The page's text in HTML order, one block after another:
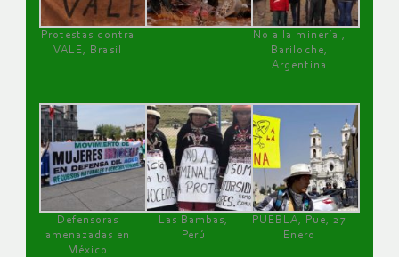
Protestas contra
VALE, Brasil
No a la minería ,
Bariloche,
Argentina
Defensoras
amenazadas en
México
Las Bambas,
Perú
PUEBLA, Pue, 27
Enero